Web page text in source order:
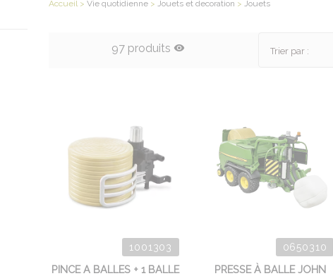
Accueil > Vie quotidienne > Jouets et decoration > Jouets
97 produits Trier par :
1001303
PINCE A BALLES + 1 BALLE
0650310
PRESSE À BALLE JOHN